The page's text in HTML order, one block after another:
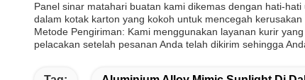
Panel sinar matahari buatan kami dikemas dengan hati-
dalam kotak karton yang kokoh untuk mencegah kerusakan
Metode Pengiriman: Kami menggunakan layanan kurir
pelacakan setelah pesanan Anda telah dikirim sehingga